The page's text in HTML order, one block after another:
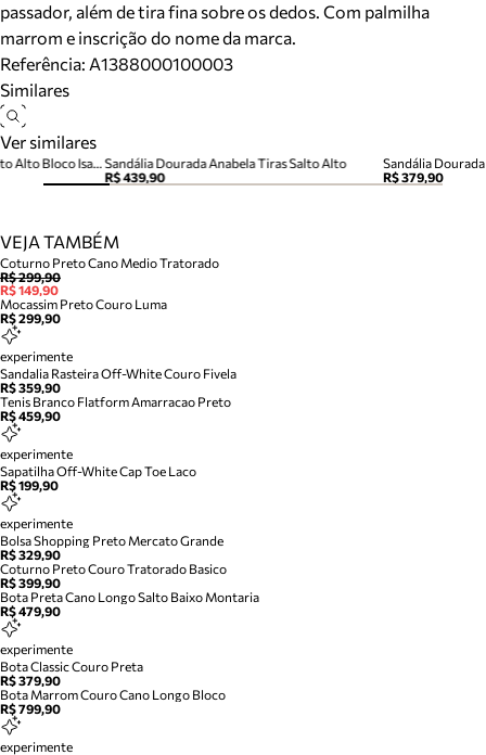
passador, além de tira fina sobre os dedos. Com palmilha
marrom e inscrição do nome da marca.
Referência: A1388000100003
Similares
Ver similares
Sandália Dourada Anabela Tiras Salto Alto
R$ 439,90
Sandália
R$ 379,90
Sandália Metalizada Couro Salto Alto Bloco Isabelli
VEJA TAMBÉM
Coturno Preto Cano Medio Tratorado
R$ 299,90
R$ 149,90
Mocassim Preto Couro Luma
R$ 299,90
experimente
Sandalia Rasteira Off-White Couro Fivela
R$ 359,90
Tenis Branco Flatform Amarracao Preto
R$ 459,90
experimente
Sapatilha Off-White Cap Toe Laco
R$ 199,90
experimente
Bolsa Shopping Preto Mercato Grande
R$ 329,90
Coturno Preto Couro Tratorado Basico
R$ 399,90
Bota Preta Cano Longo Salto Baixo Montaria
R$ 479,90
experimente
Bota Classic Couro Preta
R$ 379,90
Bota Marrom Couro Cano Longo Bloco
R$ 799,90
experimente